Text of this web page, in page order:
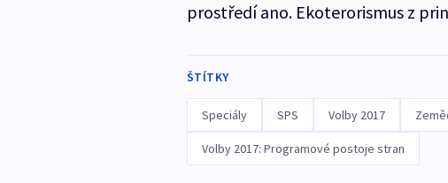
prostředí ano. Ekoterorismus z
ŠTÍTKY
Speciály SPS Volby 2017
Volby 2017: Programové postoje stran